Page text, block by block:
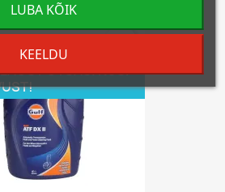
OTSAS. KÜSI
KEELDU
LUBA KÕIK